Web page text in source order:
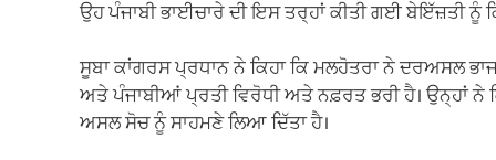
ਉਹ ਪੰਜਾਬੀ ਭਾਈਚਾਰੇ ਦੀ ਇਸ ਤਰ੍ਹਾਂ ਕੀਤੀ ਗਈ ਬੇਇੱਜ਼ਤੀ ਨੂੰ
ਸੂਬਾ ਕਾਂਗਰਸ ਪ੍ਰਧਾਨ ਨੇ ਕਿਹਾ ਕਿ ਮਲਹੋਤਰਾ ਨੇ ਦਰਅਸਲ
ਅਤੇ ਪੰਜਾਬੀਆਂ ਪ੍ਰਤੀ ਵਿਰੋਧੀ ਅਤੇ ਨਫ਼ਰਤ ਭਰੀ ਹੈ। ਉਨ੍ਹਾਂ ਨੇ
ਅਸਲ ਸੋਚ ਨੂੰ ਸਾਹਮਣੇ ਲਿਆ ਦਿੱਤਾ ਹੈ।